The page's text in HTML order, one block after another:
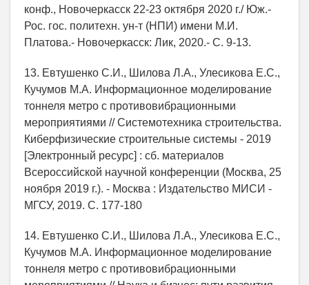
конф., Новочеркасск 22-23 октября 2020 г./ Юж.-
Рос. гос. политехн. ун-т (НПИ) имени М.И.
Платова.- Новочеркасск: Лик, 2020.- С. 9-13.
13. Евтушенко С.И., Шилова Л.А., Улесикова Е.С.,
Кучумов М.А. Информационное моделирование
тоннеля метро с противовибрационными
мероприятиями // Системотехника строительства.
Киберфизические строительные системы - 2019
[Электронный ресурс] : сб. материалов
Всероссийской научной конференции (Москва, 25
ноября 2019 г.). - Москва : Издательство МИСИ -
МГСУ, 2019. С. 177-180
14. Евтушенко С.И., Шилова Л.А., Улесикова Е.С.,
Кучумов М.А. Информационное моделирование
тоннеля метро с противовибрационными